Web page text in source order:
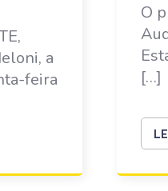
a
feira
O
[…]